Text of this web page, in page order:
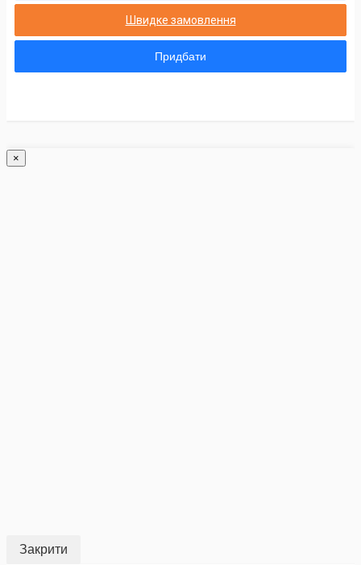
Швидке замовлення
Придбати
×
Закрити